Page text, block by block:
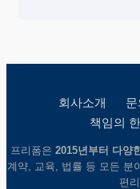
회사소개 문
책임의
프리폼은 2015년부터 다양
계약, 교육, 법률 등 모든 분
편